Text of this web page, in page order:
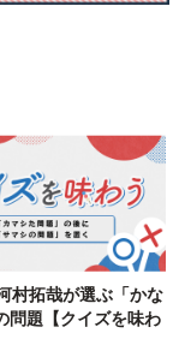
村拓哉が選ぶ「かな
問題【クイズを味わ